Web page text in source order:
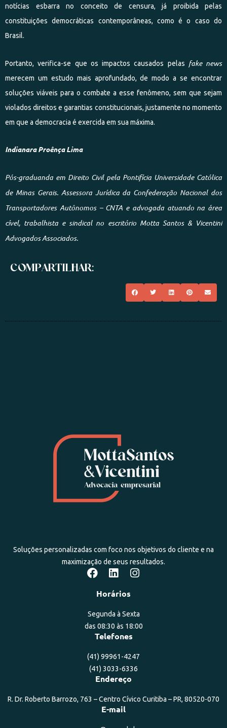
notícias esbarra no conceito de censura, já proibida pelas
constituições democráticas contemporâneas, como é o caso do
Brasil.
Portanto, verifica-se que os impactos causados pelas fake news
merecem um estudo mais aprofundado, de modo a se encontrar
soluções viáveis para o combate a esse fenômeno, sem que sejam
violados direitos e garantias constitucionais, justamente no momento
em que a democracia é exercida em sua máxima.
Indianara Proênça Lima
Pós-graduanda em Direito Civil pela Pontifícia Universidade Católica
de Minas Gerais. Assessora Jurídica da Confederação Nacional dos
Transportadores Autônomos – CNTA e advogada atuando na área
cível, trabalhista e sindical no escritório Motta Santos & Vicentini
Advogados Associados.
COMPARTILHAR:
Soluções personalizadas com foco nos objetivos do cliente e na
maximização de seus resultados.
Horários
Segunda à Sexta
das 08:30 às 18:00
Telefones
(41) 99961-4247
(41) 3033-6336
Endereço
R. Dr. Roberto Barrozo, 763 – Centro Cívico Curitiba – PR, 80520-070
E-mail